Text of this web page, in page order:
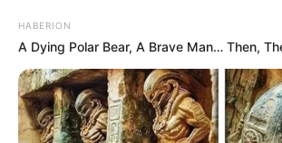
HABERION
A Dying Polar Bear, A Brave Man… Then,